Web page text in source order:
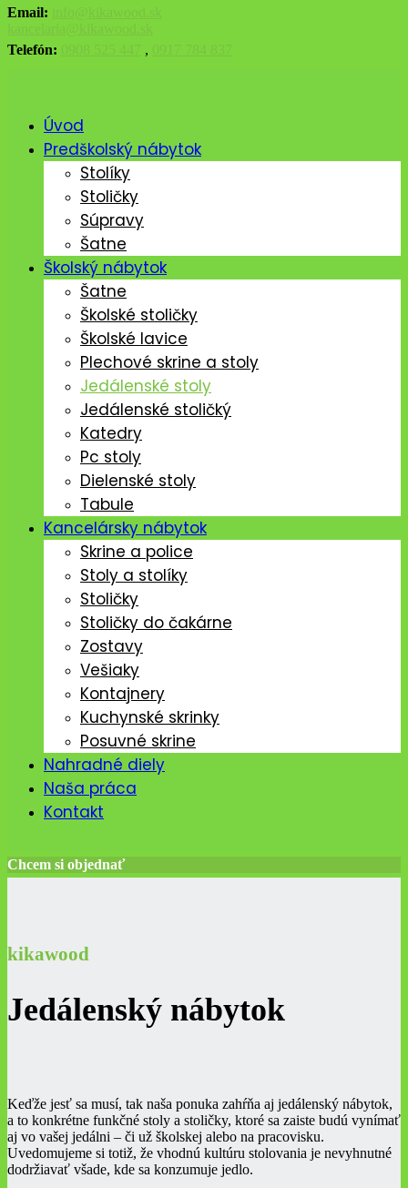
Email:
Telefón:
,
Úvod
Predškolský nábytok
Stolíky
Stoličky
Súpravy
Šatne
Školský nábytok
Šatne
Školské stoličky
Školské lavice
Plechové skrine a stoly
Jedálenské stoly
Jedálenské stoličký
Katedry
Pc stoly
Dielenské stoly
Tabule
Kancelársky nábytok
Skrine a police
Stoly a stolíky
Stoličky
Stoličky do čakárne
Zostavy
Vešiaky
Kontajnery
Kuchynské skrinky
Posuvné skrine
Nahradné diely
Naša práca
Kontakt
Chcem si objednať
kikawood
Jedálenský nábytok
Keďže jesť sa musí, tak naša ponuka zahŕňa aj jedálenský nábytok,
a to konkrétne funkčné stoly a stoličky, ktoré sa zaiste budú vynímať
aj vo vašej jedálni – či už školskej alebo na pracovisku.
Uvedomujeme si totiž, že vhodnú kultúru stolovania je nevyhnutné
dodržiavať všade, kde sa konzumuje jedlo.